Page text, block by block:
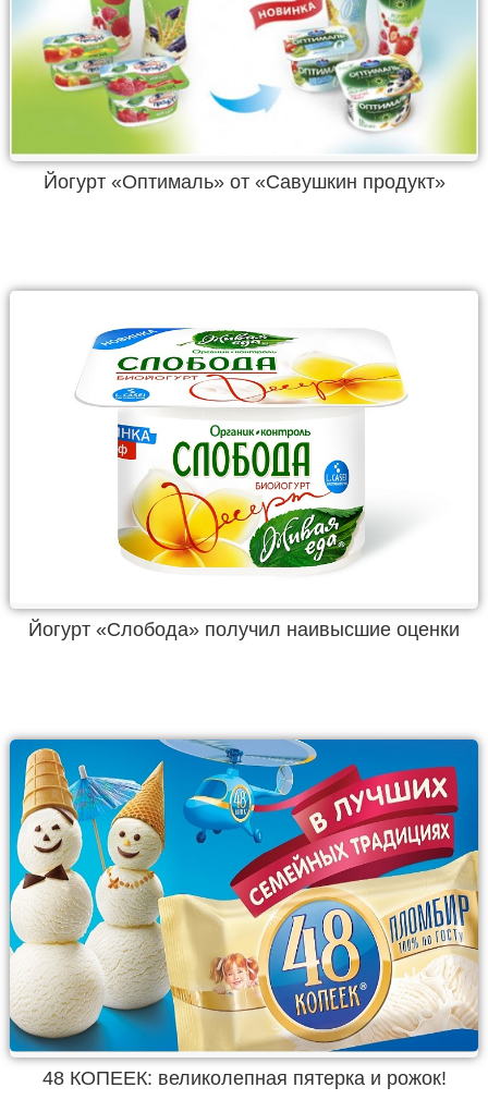
Йогурт «Оптималь» от «Савушкин продукт»
Йогурт «Слобода» получил наивысшие оценки
48 КОПЕЕК: великолепная пятерка и рожок!